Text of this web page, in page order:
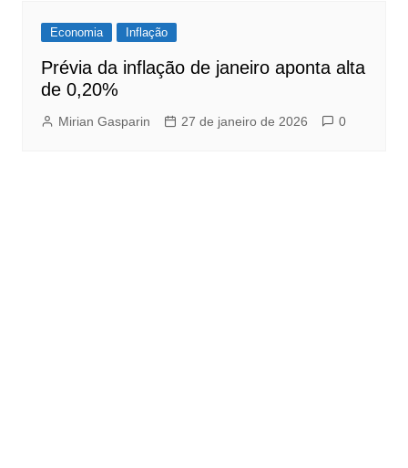
Economia Inflação
Prévia da inflação de janeiro aponta alta
de 0,20%
Mirian Gasparin 27 de janeiro de 2026 0